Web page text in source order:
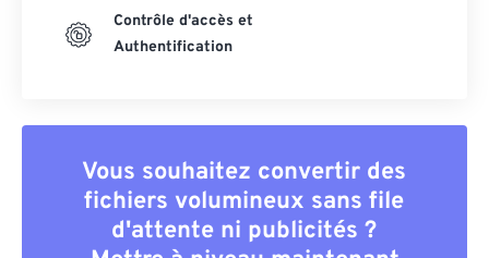
Contrôle d'accès et
Authentification
Vous souhaitez convertir des
fichiers volumineux sans file
d'attente ni publicités ?